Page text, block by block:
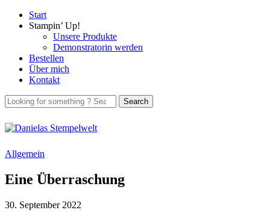
Start
Stampin’ Up!
Unsere Produkte
Demonstratorin werden
Bestellen
Über mich
Kontakt
Allgemein
Eine Überraschung
30. September 2022